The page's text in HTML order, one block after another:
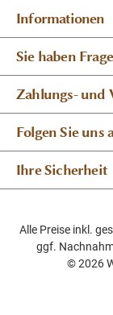
Informationen
Sie haben
Zahlungs- und
Folgen Sie uns
Ihre Sicherheit
Alle Preise inkl.
ggf.
© 2026